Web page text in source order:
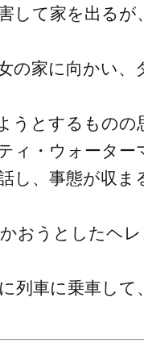
して家を出る
の家に向かい
とするものの
ィ・ウォーター
し、事態が収ま
おうとしたヘ
列車に乗車し